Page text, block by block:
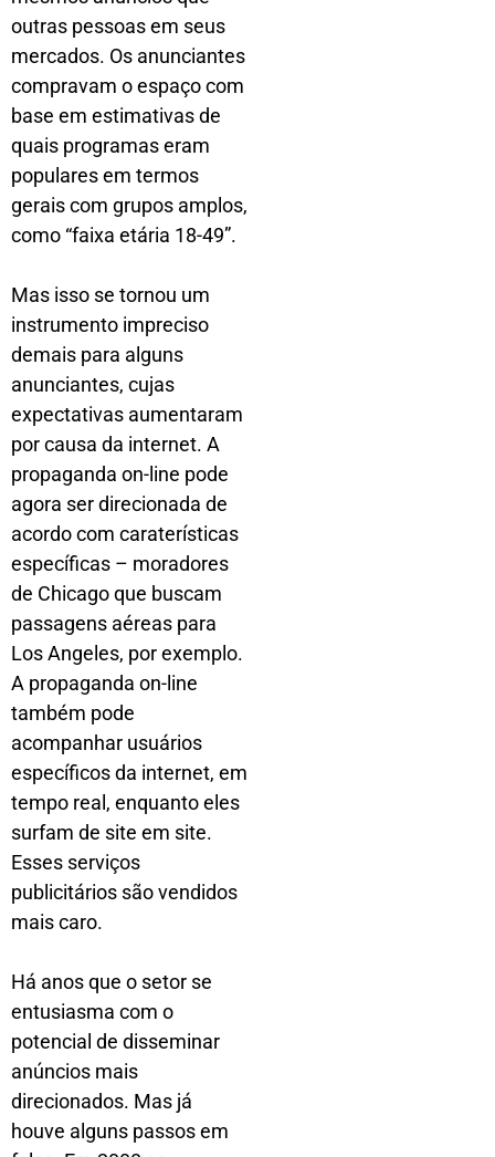
outras pessoas em seus
mercados. Os anunciantes
compravam o espaço com
base em estimativas de
quais programas eram
populares em termos
gerais com grupos amplos,
como “faixa etária 18-49”.
Mas isso se tornou um
instrumento impreciso
demais para alguns
anunciantes, cujas
expectativas aumentaram
por causa da internet. A
propaganda on-line pode
agora ser direcionada de
acordo com caraterísticas
específicas – moradores
de Chicago que buscam
passagens aéreas para
Los Angeles, por exemplo.
A propaganda on-line
também pode
acompanhar usuários
específicos da internet, em
tempo real, enquanto eles
surfam de site em site.
Esses serviços
publicitários são vendidos
mais caro.
Há anos que o setor se
entusiasma com o
potencial de disseminar
anúncios mais
direcionados. Mas já
houve alguns passos em